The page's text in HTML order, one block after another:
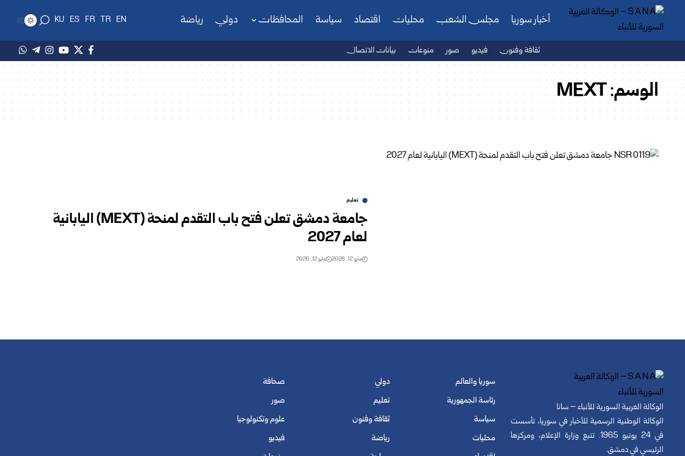
أخبار سوريا مجلس الشعب محليات اقتصاد سياسة المحافظات دولي رياضة EN
TR
FR
ES
KU
ثقافة وفنون فيديو صور منوعات بيانات الاتصال
الوسم:MEXT
تعليم
جامعة دمشق تعلن فتح باب التقدم لمنحة (MEXT) اليابانية
لعام 2027
مايو 12, 2026 مايو 12, 2026
الوكالة العربية السورية للأنباء – سانا
الوكالة الوطنية الرسمية للأخبار في سوريا، تأسست
في 24 يونيو 1965. تتبع وزارة الإعلام، ومركزها
الرئيسي في دمشق.
سوريا والعالم
رئاسة الجمهورية
سياسة
محليات
دولي
تعليم
ثقافة وفنون
رياضة
صحافة
صور
علوم وتكنولوجيا
فيديو